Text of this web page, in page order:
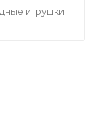
игрушки